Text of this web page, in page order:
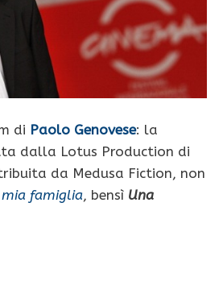
di Paolo Genovese: la
dalla Lotus Production di
da Medusa Fiction, non
mia famiglia, bensì Una